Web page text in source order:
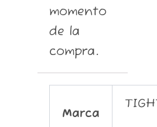
momento
de la
compra.
Marca